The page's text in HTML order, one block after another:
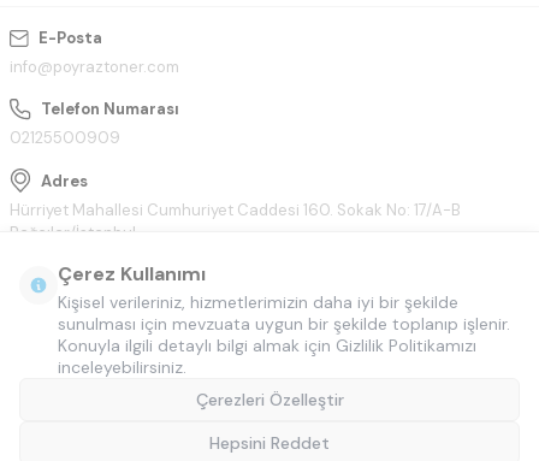
E-Posta
info@poyraztoner.com
Telefon Numarası
02125500909
Adres
Hürriyet Mahallesi Cumhuriyet Caddesi 160. Sokak No: 17/A-B
Bağcılar/İstanbul
Çerez Kullanımı
Kişisel verileriniz, hizmetlerimizin daha iyi bir şekilde
sunulması için mevzuata uygun bir şekilde toplanıp işlenir.
Konuyla ilgili detaylı bilgi almak için Gizlilik Politikamızı
inceleyebilirsiniz.
Çerezleri Özelleştir
Hepsini Reddet